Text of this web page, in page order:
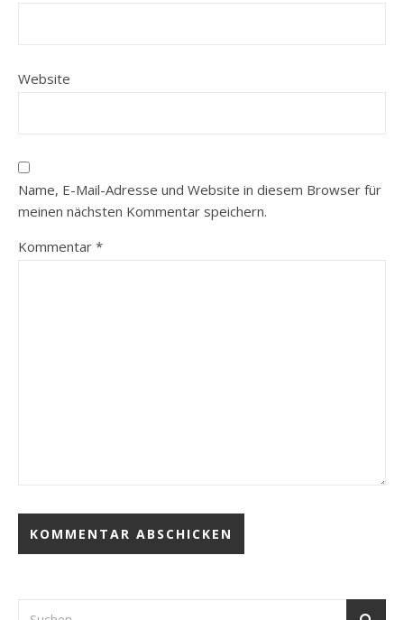
Website
Name, E-Mail-Adresse und Website in diesem Browser für
meinen nächsten Kommentar speichern.
Kommentar *